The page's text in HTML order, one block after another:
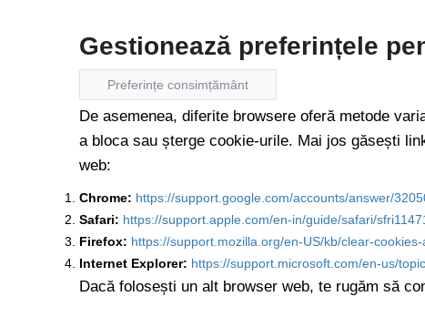
Gestionează preferințele
Preferințe consimțământ
De asemenea, diferite browsere oferă metode
a bloca sau șterge cookie-urile. Mai jos găsești
web:
Chrome: https://support.google.com/accounts/answer/
Safari: https://support.apple.com/en-in/guide/safari/
Firefox: https://support.mozilla.org/en-US/kb/clear-
Internet Explorer: https://support.microsoft.com/en-us/
Dacă folosești un alt browser web, te rugăm să